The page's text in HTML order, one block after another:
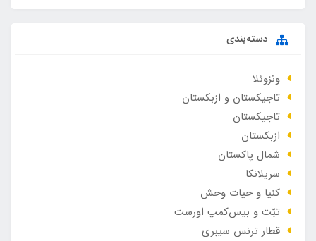
دسته‌بندی
ونزوئلا
تاجیکستان و ازبکستان
تاجیکستان
ازبکستان
شمال پاکستان
سریلانکا
کنیا و حیات وحش
تبّت و بیس‌کمپ اورست
قطار ترنس سیبری